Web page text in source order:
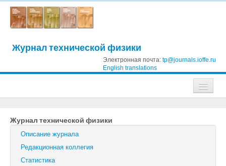
Журнал технической физики
Электронная почта: tp@journals.ioffe.ru
English translations
Журнал технической физики
Письма в Журнал технической физики
Физика твердого тела
Журнал технической физики
Описание журнала
Редакционная коллегия
Статистика